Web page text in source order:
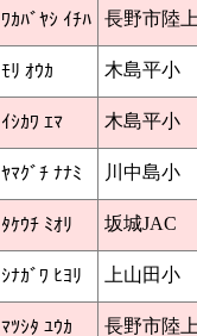
ﾜｶﾊﾞﾔｼ ｲﾁﾊ 長野市陸
ﾓﾘ ｵｳｶ 木島平小
ｲｼｶﾜ ｴﾏ 木島平小
ﾔﾏｸﾞﾁ ﾅﾅﾐ 川中島小
ﾀｹｳﾁ ﾐｵﾘ 坂城JAC
ｼﾅｶﾞﾜ ﾋﾖﾘ 上山田小
ﾏﾂｼﾀ ﾕｳｶ 長野市陸